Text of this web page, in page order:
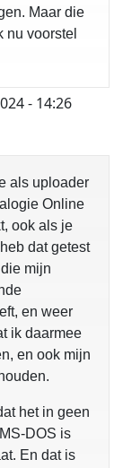
Maar die
nu voorstel
- 14:26
als uploader
Online
ook als je
dat getest
mijn
en weer
ik daarmee
en ook mijn
het in geen
DOS is
En dat is